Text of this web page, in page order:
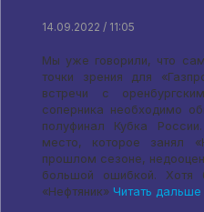
14.09.2022 / 11:05
Мы уже говорили, что
точки зрения для
встречи с
соперника необходимо
полуфинал Кубка
место, которое занял
прошлом сезоне,
большой ошибкой. Хотя
«Нефтяник» Читать дальше